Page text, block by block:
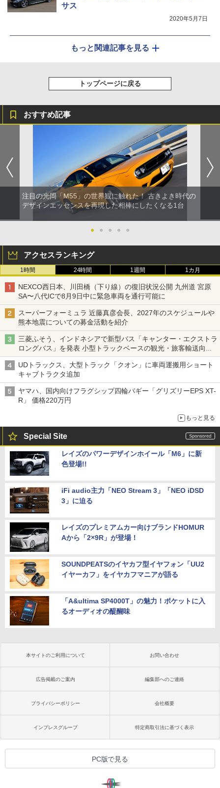
サス
2020年5月7日
もっと関連記事を見る
トップページに戻る
おすすめ記事
注目の光岡「M55」の世界観に触れた！ 古きよき時代の
デザインエッセンスを再現した相棒にしたくなる1台
● ● ● ● ●
アクセスランキング
1時間 24時間 1週間 1カ月
NEXCO西日本、川田橋（下り線）の復旧状況公開 九州道 宮原
SA〜八代ICで8月9日中に緊急車両を通行可能に
スーパーフォーミュラ 近藤真彦会長、2027年のスケジュールや
熊本地震についての募金活動を紹介
三菱ふそう、インドネシアで新型バス「キャンター・エクストラ
ロングバス」を発表 小型トラックベースの観光・旅客輸送向け
バス
UDトラックス、大型トラック「クオン」に車両運搬用ショート
キャブトラクタ追加
ヤマハ、国内向けフラグシップ四輪バギー「グリズリーEPS XT-
R」 価格220万円
もっと見る
Special Site
レイズのパワーデザインホイール「M6」に新
色登場!!
iFi audio主力「NEO Stream 3」「NEO iDSD
3」に迫る
レイズのプレミアムカー向けブランドHOMUR
Aから「2×9R」が登場！
SOUNDPEATSのイヤカフ型イヤフォン「UU2
イヤーカフ」をイヤカフマニアが語る
「A&ultima SP4000T」の魅力！ポケットに入
るオーディオの醍醐味
本サイトのご利用について お問い合わせ
広告掲載のご案内 編集部へのご連絡
プライバシーポリシー 会社概要
インプレスグループ 特定商取引法に基づく表示
PC版で見る